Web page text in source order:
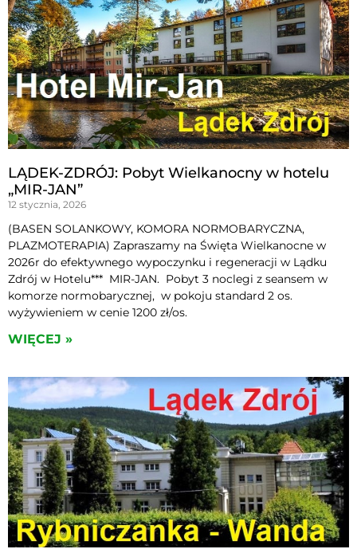
LĄDEK-ZDRÓJ: Pobyt Wielkanocny w hotelu
„MIR-JAN”
12 stycznia, 2026
(BASEN SOLANKOWY, KOMORA NORMOBARYCZNA,
PLAZMOTERAPIA) Zapraszamy na Święta Wielkanocne w
2026r do efektywnego wypoczynku i regeneracji w Lądku
Zdrój w Hotelu*** MIR-JAN. Pobyt 3 noclegi z seansem w
komorze normobarycznej, w pokoju standard 2 os.
wyżywieniem w cenie 1200 zł/os.
WIĘCEJ »